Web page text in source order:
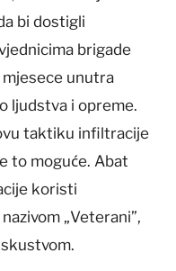
bi dostigli
brigade
unutra
ljudstva i opreme.
taktiku infiltracije
to moguće. Abat
koristi
„Veterani”,